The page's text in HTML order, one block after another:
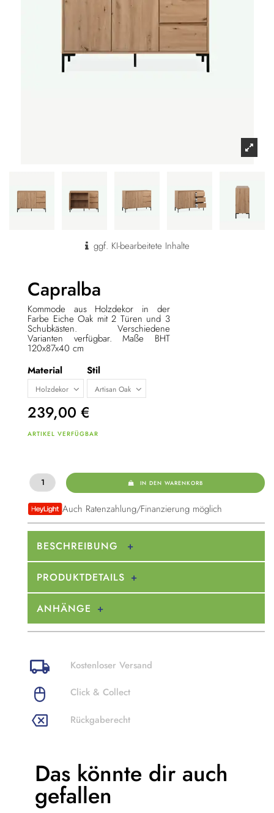
ggf. KI-bearbeitete Inhalte
Capralba
Kommode aus Holzdekor in der
Farbe Eiche Oak mit 2 Türen und 3
Schubkästen. Verschiedene
Varianten verfügbar. Maße BHT
120x87x40 cm
Material
Stil
239,00 €
ARTIKEL VERFÜGBAR
IN DEN WARENKORB
Auch Ratenzahlung/Finanzierung möglich
BESCHREIBUNG
PRODUKTDETAILS
ANHÄNGE
Kostenloser Versand
Click & Collect
Rückgaberecht
Das könnte dir auch
gefallen